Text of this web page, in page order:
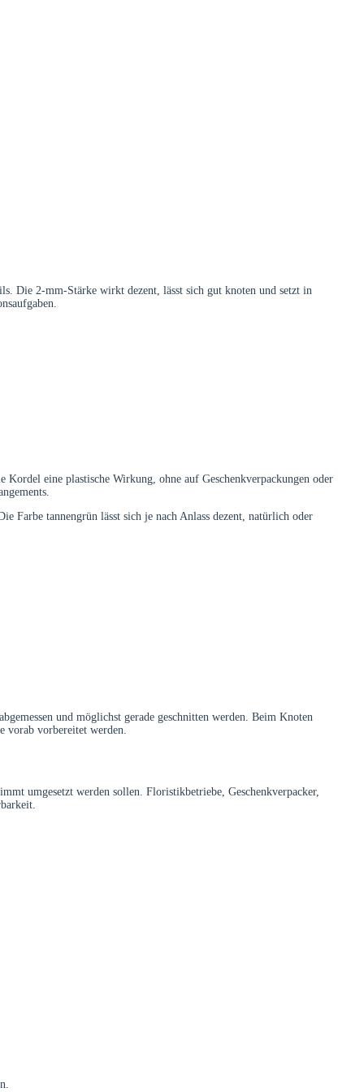
Die 2-mm-Stärke wirkt dezent, lässt sich gut knoten und setzt in
eine plastische Wirkung, ohne auf Geschenkverpackungen oder
Farbe tannengrün lässt sich je nach Anlass dezent, natürlich oder
und möglichst gerade geschnitten werden. Beim Knoten
vorab vorbereitet werden.
umgesetzt werden sollen. Floristikbetriebe, Geschenkverpacker,